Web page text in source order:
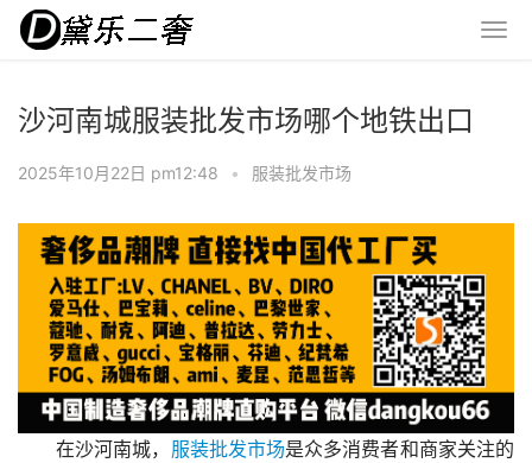
沙河南城服装批发市场哪个地铁出口
2025年10月22日 pm12:48 • 服装批发市场
在沙河南城， 服装批发市场是众多消费者和商家关注的